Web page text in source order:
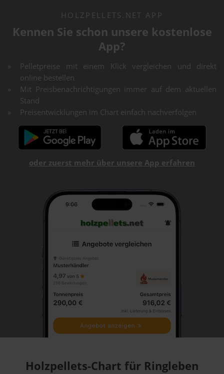
HOLZPELLETS.NET APP
Kennen Sie schon unsere kostenlose
App?
Pelletpreise mit einem Klick vergleichen und direkt
online bestellen
Mit Preisbenachrichtigungen immer auf dem aktuellen
Stand
Preisentwicklungen im Chart einfach nachverfolgen
oder zuerst mehr über unsere App erfahren
Holzpellets-Chart für Ringleben